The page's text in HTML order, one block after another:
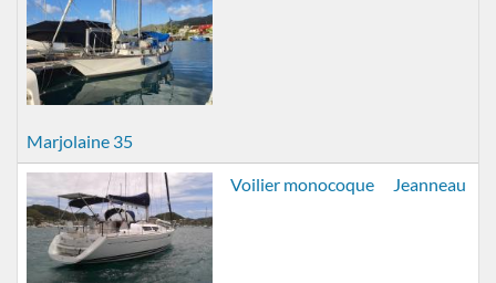
Marjolaine 35
Voilier monocoque Jeanneau